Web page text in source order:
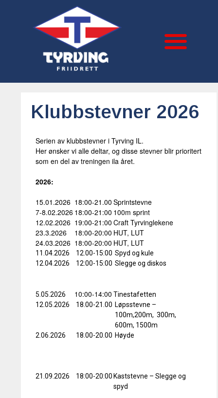
Klubbstevner 2026
Serien av klubbstevner i Tyrving IL.
Her ønsker vi alle deltar, og disse stevner blir prioritert
som en del av treningen ila året.
2026:
15.01.2026
7-8.02.2026
12.02.2026
23.3.2026
24.03.2026
18:00-21.00
18:00-21:00
19:00-21:00
18:00-20:00
18:00-20:00
Sprintstevne
100m sprint
Craft Tyrvinglekene
HUT, LUT
HUT, LUT
11.04.2026 12.00-15:00 Spyd og kule
12.04.2026
12:00-15:00 Slegge og diskos
5.05.2026 10:00-14:00 Tinestafetten
12.05.2026
18.00-21.00 Løpsstevne –
100m,200m, 300m,
600m, 1500m
2.06.2026
18.00-20.00 Høyde
21.09.2026 18:00-20:00 Kaststevne – Slegge og
spyd